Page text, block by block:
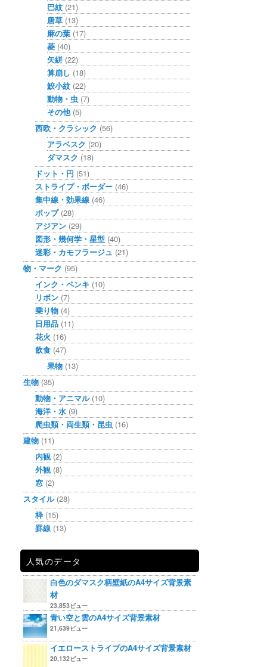
巴紋 (21)
唐草 (13)
麻の葉 (17)
菱 (40)
矢絣 (22)
算崩し (18)
鮫小紋 (22)
動物・虫 (7)
その他(5)
西欧・クラシック (56)
アラベスク (20)
ダマスク (18)
ドット・円 (51)
ストライプ・ボーダー (46)
集中線・効果線 (46)
ポップ(28)
アジアン (29)
図形・幾何学・星型 (40)
迷彩・カモフラージュ (21)
物・マーク (95)
インク・ペンキ (10)
リボン (7)
乗り物 (4)
日用品 (11)
花火 (16)
飲食 (47)
果物 (13)
生物 (35)
動物・アニマル(10)
海洋・水 (9)
爬虫類・両生類・昆虫 (16)
建物 (11)
内観 (2)
外観 (8)
窓 (2)
スタイル(28)
枠 (15)
罫線 (13)
人気のデータ
白色のダマスク柄壁紙のA4サイズ背景素
材
23,853ビュー
青い空と雲のA4サイズ背景素材
21,639ビュー
イエローストライプのA4サイズ背景素材
20,132ビュー